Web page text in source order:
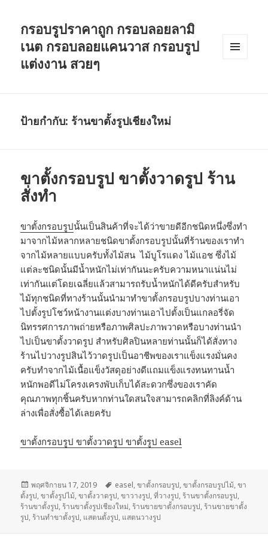
กรอบรูปราคาถูก กรอบลอยลามิ
เนต กรอบลอยแคนวาส กรอบรูป
แต่งงาน สวยๆ
ป้ายกำกับ: ร้านขาตั้งรูปเชียงใหม่
ขาตั้งกรอบรูป ขาตั้งวาดรูป ร้าน
สั่งทำ
ขาตั้งกรอบรูปนั้นเป็นสินค้าที่จะได้ว่าขายดีอีกชนิดหนึ่งซึ่งทำ
มาจากไม้หลากหลายชนิดขาตั้งกรอบรูปนั้นที่ร้านของเราทำ
จากไม้หลายแบบครับทั้งไม้สน ไม้บูโรแดง ไม้แอช ซึ่งไม้
แต่ละชนิดนั้นมีน้ำหนักไม่เท่ากันนะครับความหนาแน่นไม่
เท่ากันแต่โดยเฉลี่ยแล้วสามารถรับน้ำหนักได้ดีครับสำหรับ
ไม้ทุกชนิดที่ทางร้านนั้นนำมาทำขาตั้งกรอบรูปบางท่านเอา
ไปตั้งรูปโชว์หน้างานแต่งบางท่านเอาไปตั้งเป็นแกลอรี่จัด
นิทรรศการภาพถ่ายหรือภาพศิลปะภาพวาดหรือบางท่านนำ
ไปเป็นขาตั้งวาดรูป สำหรับศิลปินหลายท่านนั้นก็ได้สั่งทาง
ร้านไปวางรูปสินไว้วาดรูปเป็นอาชีพของเราแข็งแรงมั่นคง
ครับทำจากไม้เนื้อแข็งวัสดุอย่างดีแถมแข็งแรงทนทานน้ำ
หนักพอดีไม่โครงเครงพับเก็บได้สะดวกซึ่งของเราคัด
คุณภาพทุกชิ้นครับหากท่านใดสนใจสามารถคลิกที่ลิงค์ด้าน
ล่างเพื่อสั่งซื้อได้เลยครับ
ขาตั้งกรอบรูป ขาตั้งวาดรูป ขาตั้งรูป easel
เขียน
เมื่อ
พฤศจิกายน 17, 2019
ป้าย
กำกับ
easel,ขาตั้งกรอบรูป,ขาตั้งกรอบรูปไม้,ขา
ตั้งรูป,ขาตั้งรูปไม้,ขาตั้งวาดรูป,ขาวางรูป,ที่วางรูป, ร้านขาตั้งกรอบรูป,
ร้านขาตั้งรูป, ร้านขาตั้งรูปเชียงใหม่, ร้านขายขาตั้งกรอบรูป, ร้านขายขาตั้ง
รูป, ร้านทำขาตั้งรูป, แสตนตั้งรูป, แสตนวางรูป